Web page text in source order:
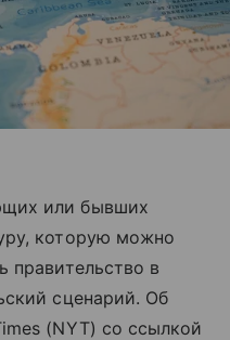
или бывших
которую можно
правительство в
сценарий. Об
(NYT) со ссылкой